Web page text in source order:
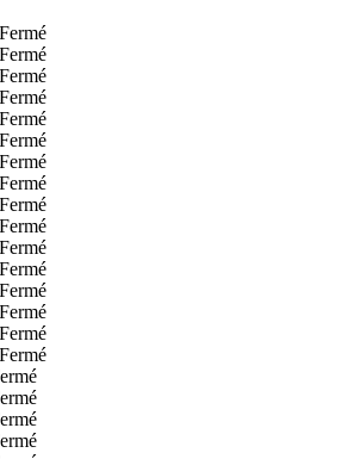
Fermé
Fermé
Fermé
Fermé
Fermé
Fermé
Fermé
Fermé
Fermé
Fermé
Fermé
Fermé
Fermé
Fermé
Fermé
Fermé